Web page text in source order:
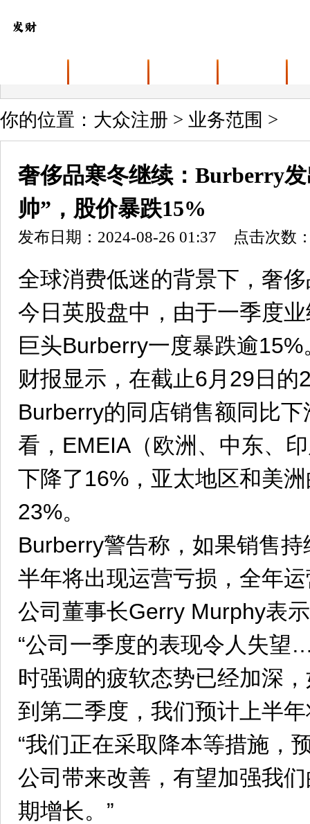
你的位置： 大众注册 > 业务范围 >
奢侈品寒冬继续：Burberry
帅”，股价暴跌15%
发布日期：2024-08-26 01:37 点击次数
全球消费低迷的背景下，奢
今日英股盘中，由于一季度
巨头Burberry一度暴跌逾15%
财报显示，在截止6月29日的
Burberry的同店销售额同比
看，EMEIA（欧洲、中东、
下降了16%，亚太地区和美
23%。
Burberry警告称，如果销售
半年将出现运营亏损，全年
公司董事长Gerry Murphy表
“公司一季度的表现令人失
时强调的疲软态势已经加深
到第二季度，我们预计上半
“我们正在采取降本等措施，
公司带来改善，有望加强我
期增长。”